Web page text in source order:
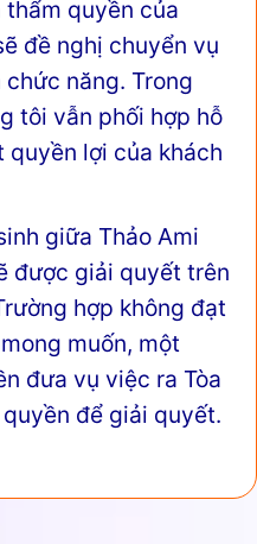
quyền của
đề nghị chuyển vụ
năng. Trong
tôi vẫn phối hợp hỗ
lợi của khách
giữa Thảo Ami
được giải quyết trên
hợp không đạt
muốn, một
đưa vụ việc ra Tòa
để giải quyết.